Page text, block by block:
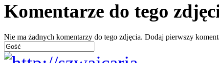
Komentarze do tego
Nie ma żadnych komentarzy do tego zdjęcia. Dodaj pierwszy